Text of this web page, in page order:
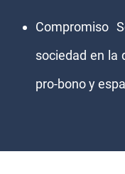
Compromiso
sociedad en la
pro-bono y